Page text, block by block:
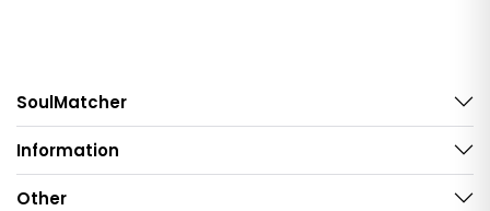
SoulMatcher
Information
Other